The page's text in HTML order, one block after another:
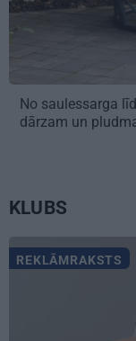
No saulessarga
dārzam un
KLUBS
REKLĀMRAKSTS